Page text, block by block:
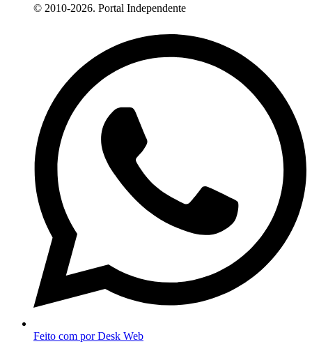
© 2010-2026. Portal Independente
Feito com por Desk Web